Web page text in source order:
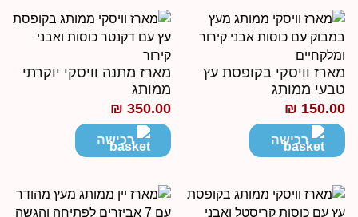
וויסקי בקופסת עץ
ממותג
₪
רכישה
מארז מתנה וויסקי יוקרתי
ממותג
₪350.00
רכישה